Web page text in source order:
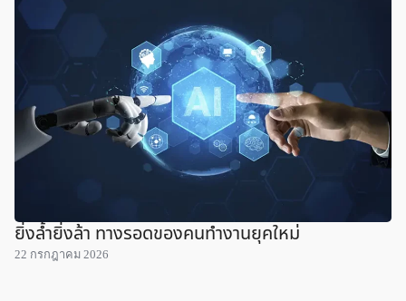
ยิ่งล้ำยิ่งล้า ทางรอดของคนทำงานยุคใหม่
22 กรกฎาคม 2026